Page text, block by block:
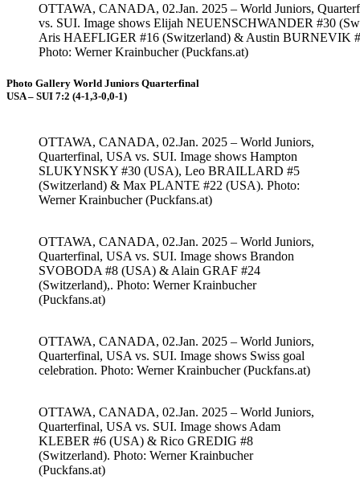
OTTAWA, CANADA, 02.Jan. 2025 – World Juniors,
vs. SUI. Image shows Elijah NEUENSCHWANDER #30
Aris HAEFLIGER #16 (Switzerland) & Austin BURNEVIK
Photo: Werner Krainbucher (Puckfans.at)
Photo Gallery World Juniors Quarterfinal
USA – SUI 7:2 (4-1,3-0,0-1)
OTTAWA, CANADA, 02.Jan. 2025 – World Juniors,
Quarterfinal, USA vs. SUI. Image shows Hampton
SLUKYNSKY #30 (USA), Leo BRAILLARD #5
(Switzerland) & Max PLANTE #22 (USA). Photo:
Werner Krainbucher (Puckfans.at)
OTTAWA, CANADA, 02.Jan. 2025 – World Juniors,
Quarterfinal, USA vs. SUI. Image shows Brandon
SVOBODA #8 (USA) & Alain GRAF #24
(Switzerland),. Photo: Werner Krainbucher
(Puckfans.at)
OTTAWA, CANADA, 02.Jan. 2025 – World Juniors,
Quarterfinal, USA vs. SUI. Image shows Swiss goal
celebration. Photo: Werner Krainbucher (Puckfans.at)
OTTAWA, CANADA, 02.Jan. 2025 – World Juniors,
Quarterfinal, USA vs. SUI. Image shows Adam
KLEBER #6 (USA) & Rico GREDIG #8
(Switzerland). Photo: Werner Krainbucher
(Puckfans.at)